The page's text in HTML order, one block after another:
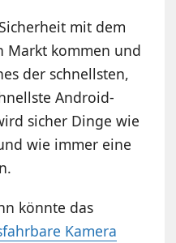
mit dem
Markt kommen und
der schnellsten,
Android-
sicher Dinge wie
wie immer eine
könnte das
Kamera